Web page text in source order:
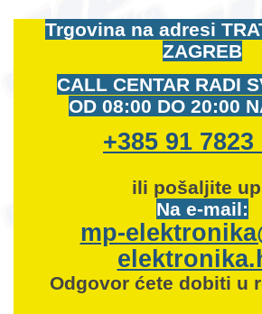
Trgovina na adresi
ZAGREB
CALL CENTAR RADI
OD 08:00 DO 20:00
+385 91 7823
ili pošaljite
Na e-mail:
mp-
Odgovor ćete dobiti u